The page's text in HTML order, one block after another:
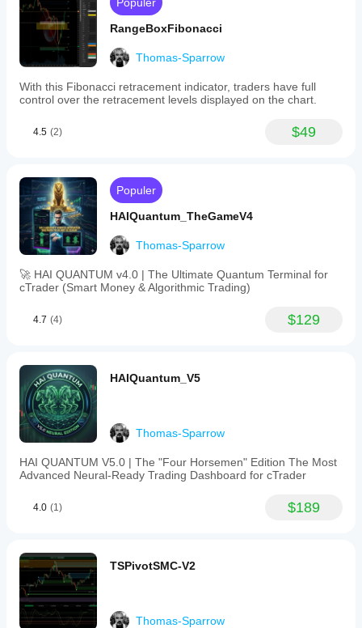
RangeBoxFibonacci
Thomas-Sparrow
With this Fibonacci retracement indicator, traders have full
control over the retracement levels displayed on the chart.
4.5 (2) $49
Populer
HAIQuantum_TheGameV4
Thomas-Sparrow
🚀 HAI QUANTUM v4.0 | The Ultimate Quantum Terminal for
cTrader (Smart Money & Algorithmic Trading)
4.7 (4) $129
HAIQuantum_V5
Thomas-Sparrow
HAI QUANTUM V5.0 | The "Four Horsemen" Edition The Most
Advanced Neural-Ready Trading Dashboard for cTrader
4.0 (1) $189
TSPivotSMC-V2
Thomas-Sparrow